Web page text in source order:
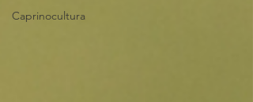
Caprinocultura